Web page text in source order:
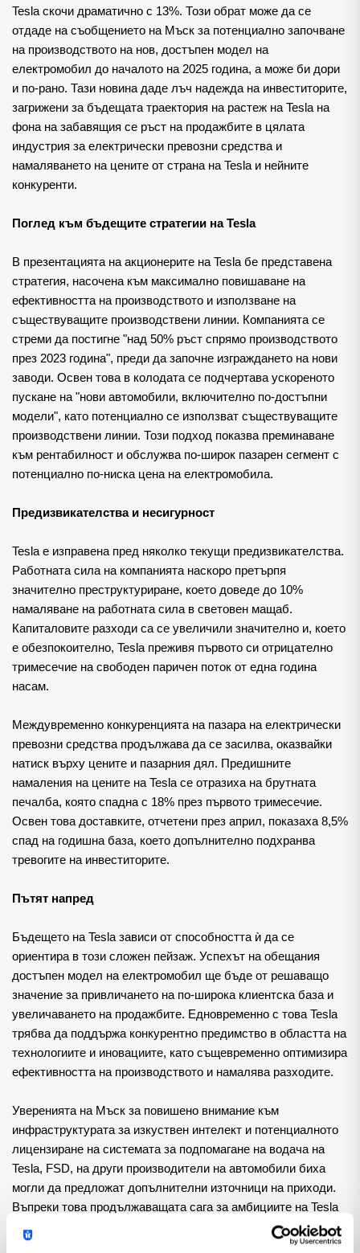
Tesla скочи драматично с 13%. Този обрат може да се
отдаде на съобщението на Мъск за потенциално започване
на производството на нов, достъпен модел на
електромобил до началото на 2025 година, а може би дори
и по-рано. Тази новина даде лъч надежда на инвеститорите,
загрижени за бъдещата траектория на растеж на Tesla на
фона на забавящия се ръст на продажбите в цялата
индустрия за електрически превозни средства и
намаляването на цените от страна на Tesla и нейните
конкуренти.
Поглед към бъдещите стратегии на Tesla
В презентацията на акционерите на Tesla бе представена
стратегия, насочена към максимално повишаване на
ефективността на производството и използване на
съществуващите производствени линии. Компанията се
стреми да постигне "над 50% ръст спрямо производството
през 2023 година", преди да започне изграждането на нови
заводи. Освен това в колодата се подчертава ускореното
пускане на "нови автомобили, включително по-достъпни
модели", като потенциално се използват съществуващите
производствени линии. Този подход показва преминаване
към рентабилност и обслужва по-широк пазарен сегмент с
потенциално по-ниска цена на електромобила.
Предизвикателства и несигурност
Tesla е изправена пред няколко текущи предизвикателства.
Работната сила на компанията наскоро претърпя
значително преструктуриране, което доведе до 10%
намаляване на работната сила в световен мащаб.
Капиталовите разходи са се увеличили значително и, което
е обезпокоително, Tesla преживя първото си отрицателно
тримесечие на свободен паричен поток от една година
насам.
Междувременно конкуренцията на пазара на електрически
превозни средства продължава да се засилва, оказвайки
натиск върху цените и пазарния дял. Предишните
намаления на цените на Tesla се отразиха на брутната
печалба, която спадна с 18% през първото тримесечие.
Освен това доставките, отчетени през април, показаха 8,5%
спад на годишна база, което допълнително подхранва
тревогите на инвеститорите.
Пътят напред
Бъдещето на Tesla зависи от способността ѝ да се
ориентира в този сложен пейзаж. Успехът на обещания
достъпен модел на електромобил ще бъде от решаващо
значение за привличането на по-широка клиентска база и
увеличаването на продажбите. Едновременно с това Tesla
трябва да поддържа конкурентно предимство в областта на
технологиите и иновациите, като същевременно оптимизира
ефективността на производството и намалява разходите.
Уверенията на Мъск за повишено внимание към
инфраструктурата за изкуствен интелект и потенциалното
лицензиране на системата за подпомагане на водача на
Tesla, FSD, на други производители на автомобили биха
могли да предложат допълнителни източници на приходи.
Въпреки това продължаващата сага за амбициите на Tesla
за самоуправление остава неразрешена, като обещанията,
давани с години, все още не са напълно реализирани.